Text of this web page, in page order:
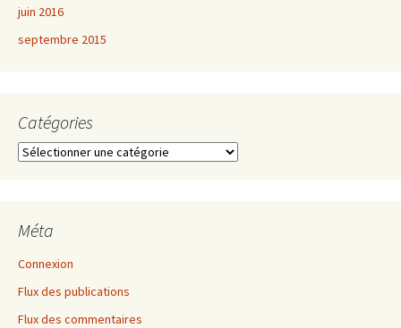
juin 2016
septembre 2015
Catégories
Catégories
Méta
Connexion
Flux des publications
Flux des commentaires